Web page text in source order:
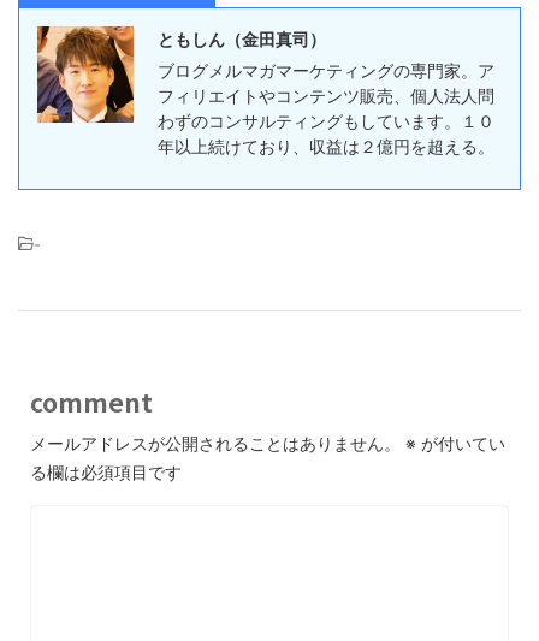
ともしん（金田真司）
ブログメルマガマーケティングの専門家。ア
フィリエイトやコンテンツ販売、個人法人問
わずのコンサルティングもしています。１０
年以上続けており、収益は２億円を超える。
-
comment
メールアドレスが公開されることはありません。 ※ が付いてい
る欄は必須項目です